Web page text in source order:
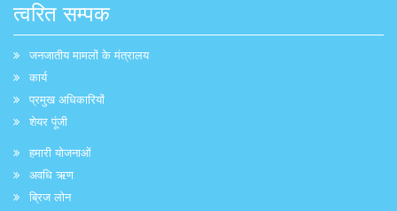
त्वरित सम्पक
जनजातीय मामलों के मंत्रालय
कार्य
प्रमुख अधिकारियों
शेयर पूंजी
हमारी योजनाओं
अवधि ऋण
ब्रिज लोन